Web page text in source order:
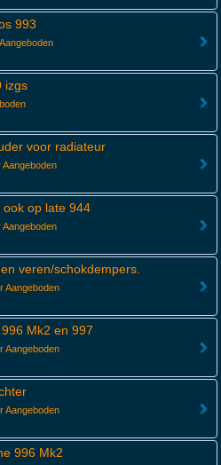
993
izgs
voor radiateur
op late 944
veren/schokdempers.
Aangeboden
Mk2 en 997
Aangeboden
Aangeboden
996 Mk2